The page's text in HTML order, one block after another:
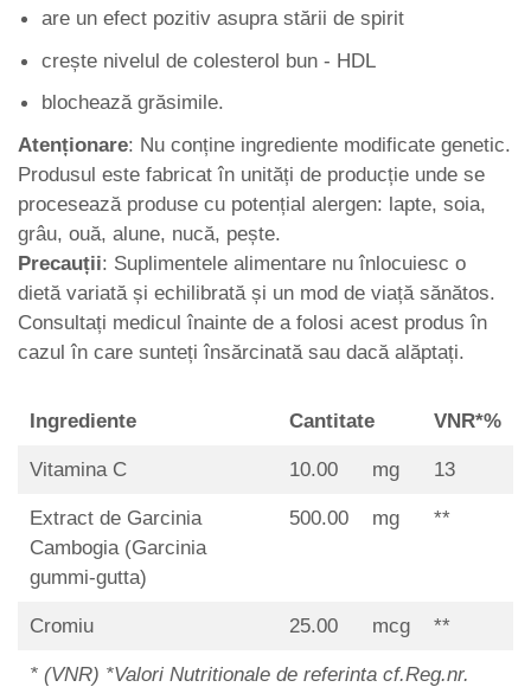
are un efect pozitiv asupra stării de spirit
crește nivelul de colesterol bun - HDL
blochează grăsimile.
Atenționare: Nu conține ingrediente modificate genetic.
Produsul este fabricat în unități de producție unde se
procesează produse cu potențial alergen: lapte, soia,
grâu, ouă, alune, nucă, pește.
Precauții: Suplimentele alimentare nu înlocuiesc o
dietă variată și echilibrată și un mod de viață sănătos.
Consultați medicul înainte de a folosi acest produs în
cazul în care sunteți însărcinată sau dacă alăptați.
Ingrediente Cantitate VNR*%
Vitamina C 10.00 mg 13
Extract de Garcinia
Cambogia (Garcinia
gummi-gutta)
500.00 mg **
Cromiu 25.00 mcg **
* (VNR) *Valori Nutritionale de referinta cf.Reg.nr.